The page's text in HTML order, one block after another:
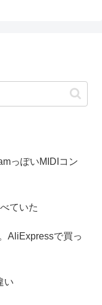
っぽいMIDIコン
ていた
AliExpressで買っ
い